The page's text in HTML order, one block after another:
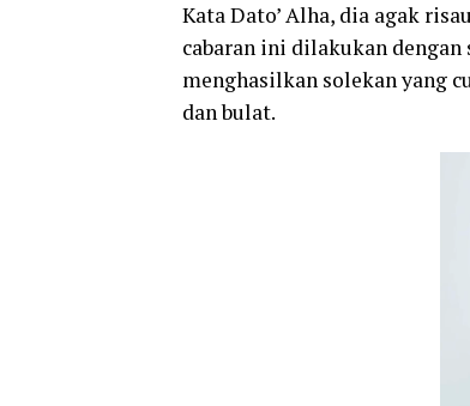
Kata Dato’ Alha, dia agak
cabaran ini dilakukan
menghasilkan solekan yang
dan bulat.